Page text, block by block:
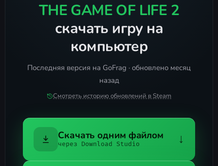
THE GAME OF LIFE 2
скачать игру на
компьютер
Последняя версия на GoFrag · обновлено месяц
назад
Смотреть историю обновлений в Steam
Скачать одним файлом
через Download Studio ↓